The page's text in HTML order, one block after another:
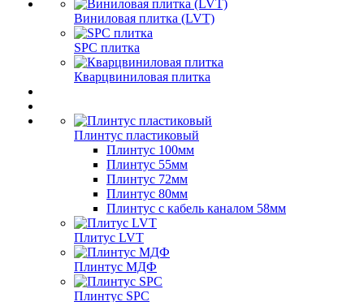
Виниловая плитка (LVT)
SPC плитка
Кварцвиниловая плитка
Плинтус пластиковый
Плинтус 100мм
Плинтус 55мм
Плинтус 72мм
Плинтус 80мм
Плинтус с кабель каналом 58мм
Плитус LVT
Плинтус МДФ
Плинтус SPC